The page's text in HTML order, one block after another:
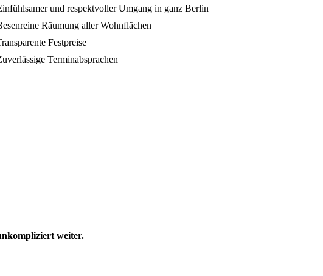
und respektvoller Umgang in ganz Berlin
Räumung aller Wohnflächen
Festpreise
Terminabsprachen
weiter.